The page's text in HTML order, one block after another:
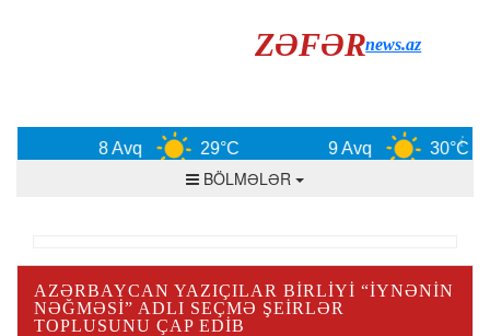
ZƏFƏRnews.az
8 Avq 29°C 9 Avq 30°C
BÖLMƏLƏR
AZƏRBAYCAN YAZIÇILAR BIRLIYI “İYNƏNIN
NƏĞMƏSI” ADLI SEÇMƏ ŞEIRLƏR
TOPLUSUNU ÇAP EDIB